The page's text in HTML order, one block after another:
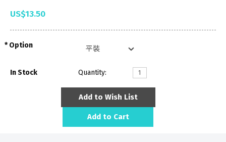
US$13.50
Option
In Stock Quantity:
Add to Wish List
Add to Cart